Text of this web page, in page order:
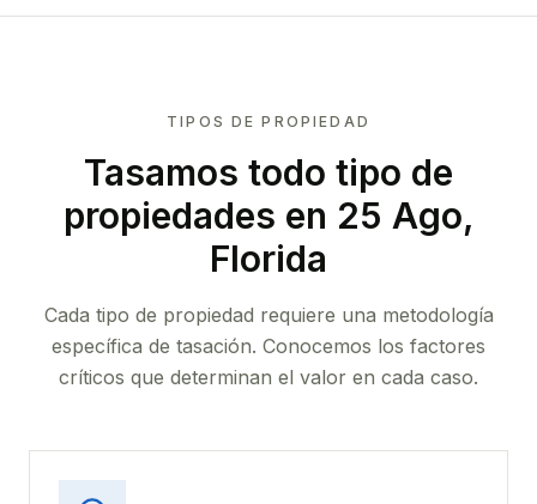
TIPOS DE PROPIEDAD
Tasamos todo tipo de
propiedades en 25 Ago,
Florida
Cada tipo de propiedad requiere una metodología
específica de tasación. Conocemos los factores
críticos que determinan el valor en cada caso.